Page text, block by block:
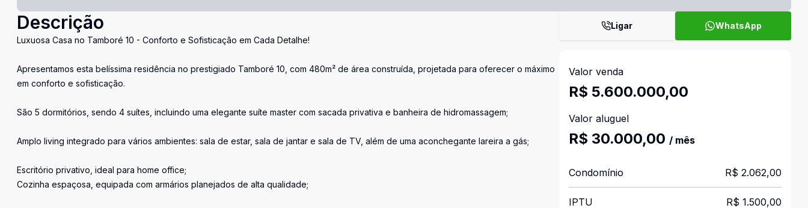
Descrição
Luxuosa Casa no Tamboré 10 - Conforto e Sofisticação em Cada Detalhe!
Apresentamos esta belíssima residência no prestigiado Tamboré 10, com 480m² de área construída, projetada para oferecer o máximo
em conforto e sofisticação.
São 5 dormitórios, sendo 4 suítes, incluindo uma elegante suíte master com sacada privativa e banheira de hidromassagem;
Amplo living integrado para vários ambientes: sala de estar, sala de jantar e sala de TV, além de uma aconchegante lareira a gás;
Escritório privativo, ideal para home office;
Cozinha espaçosa, equipada com armários planejados de alta qualidade;
Ligar WhatsApp
Valor venda
R$ 5.600.000,00
Valor aluguel
R$ 30.000,00 / mês
Condomínio R$ 2.062,00
IPTU R$ 1.500,00